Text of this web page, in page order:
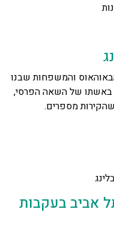
והמשפחות שבנו
באשתו של השאה הפרסי,
מספרים.
אביב בעקבות